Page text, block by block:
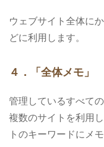
ウェブサイト全体に
どに利用します。
４．「全体メモ」
管理しているすべて
複数のサイトを利用
トのキーワードにメ